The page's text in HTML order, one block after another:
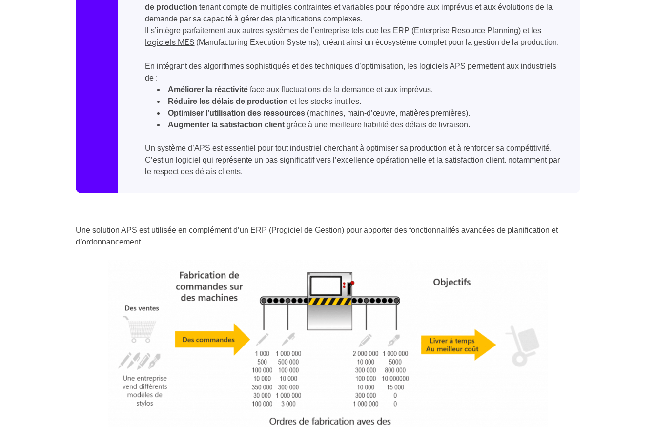
de production tenant compte de multiples contraintes et variables pour répondre aux imprévus et aux évolutions de la
demande par sa capacité à gérer des planifications complexes.
Il s’intègre parfaitement aux autres systèmes de l’entreprise tels que les ERP (Enterprise Resource Planning) et les
logiciels MES (Manufacturing Execution Systems), créant ainsi un écosystème complet pour la gestion de la production.
En intégrant des algorithmes sophistiqués et des techniques d’optimisation, les logiciels APS permettent aux industriels
de :​
Améliorer la réactivité face aux fluctuations de la demande et aux imprévus.
Réduire les délais de production et les stocks inutiles.
Optimiser l’utilisation des ressources (machines, main-d’œuvre, matières premières).
Augmenter la satisfaction client grâce à une meilleure fiabilité des délais de livraison.​
Un système d’APS est essentiel pour tout industriel cherchant à optimiser sa production et à renforcer sa compétitivité.
C’est un logiciel qui représente un pas significatif vers l’excellence opérationnelle et la satisfaction client, notamment par
le respect des délais clients.
Une solution APS est utilisée en complément d’un ERP (Progiciel de Gestion) pour apporter des fonctionnalités avancées de planification et
d’ordonnancement.